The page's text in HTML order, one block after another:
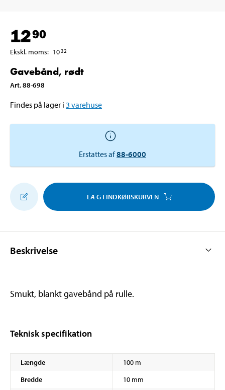
1290
Ekskl. moms: 1032
Gavebånd, rødt
Art.88-698
Findes på lager i 3 varehuse
Erstattes af88-6000
LÆG I INDKØBSKURVEN
Beskrivelse
Smukt, blankt gavebånd på rulle.
Teknisk specifikation
Længde
100 m
Bredde
10 mm